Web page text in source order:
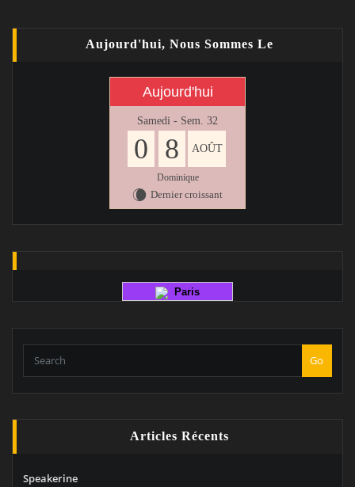
Aujourd'hui, Nous Sommes Le
Aujourd'hui
Samedi - Sem. 32
0 8 AOÛT
Dominique
W Dernier croissant
Paris
Go
Articles Récents
Speakerine